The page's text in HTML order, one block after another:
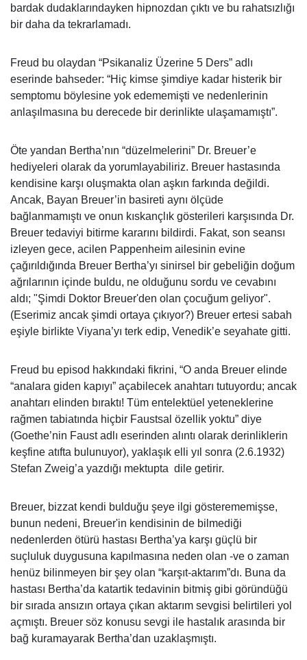
bardak dudaklarındayken hipnozdan çıktı ve bu rahatsızlığı
bir daha da tekrarlamadı.
Freud bu olaydan “Psikanaliz Üzerine 5 Ders” adlı
eserinde bahseder: “Hiç kimse şimdiye kadar histerik bir
semptomu böylesine yok edememişti ve nedenlerinin
anlaşılmasına bu derecede bir derinlikte ulaşamamıştı”.
Öte yandan Bertha’nın “düzelmelerini” Dr. Breuer’e
hediyeleri olarak da yorumlayabiliriz. Breuer hastasında
kendisine karşı oluşmakta olan aşkın farkında değildi.
Ancak, Bayan Breuer’in basireti aynı ölçüde
bağlanmamıştı ve onun kıskançlık gösterileri karşısında Dr.
Breuer tedaviyi bitirme kararını bildirdi. Fakat, son seansı
izleyen gece, acilen Pappenheim ailesinin evine
çağırıldığında Breuer Bertha’yı sinirsel bir gebeliğin doğum
ağrılarının içinde buldu, ne olduğunu sordu ve cevabını
aldı; "Şimdi Doktor Bre­uer'den olan çocuğum geliyor".
(Eserimiz ancak şimdi ortaya çıkıyor?) Breuer ertesi sabah
eşiyle birlikte Viyana’yı terk edip, Venedik’e seyahate gitti.
Freud bu episod hakkındaki fikrini, “O anda Breuer elinde
“analara giden kapıyı” açabilecek anahtarı tutuyordu; ancak
anahtarı elinden bıraktı! Tüm entelektüel yeteneklerine
rağmen tabiatında hiçbir Faustsal özellik yoktu” diye
(Goethe’nin Faust adlı eserinden alıntı olarak derinliklerin
keşfine atıfta bulunuyor), yaklaşık elli yıl sonra (2.6.1932)
Stefan Zweig’a yazdığı mektupta dile getirir.
Breuer, bizzat kendi bulduğu şeye ilgi gösterememişse,
bunun ne­deni, Breuer'in kendisinin de bilmediği
nedenlerden ötürü hastası Bertha’ya karşı güçlü bir
suçluluk duygusuna kapılmasına neden olan -ve o zaman
henüz bilinmeyen bir şey olan “karşıt-aktarım”dı. Buna da
hastası Bertha’da katartik tedavinin bitmiş gibi göründüğü
bir sırada ansızın ortaya çıkan aktarım sevgisi belirtileri yol
açmıştı. Breuer söz konusu sevgi ile hastalık arasında bir
bağ kuramayarak Bertha’dan uzaklaşmıştı.